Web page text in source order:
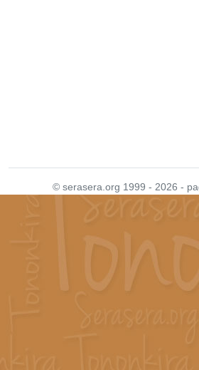
© serasera.org 1999 - 2026 -